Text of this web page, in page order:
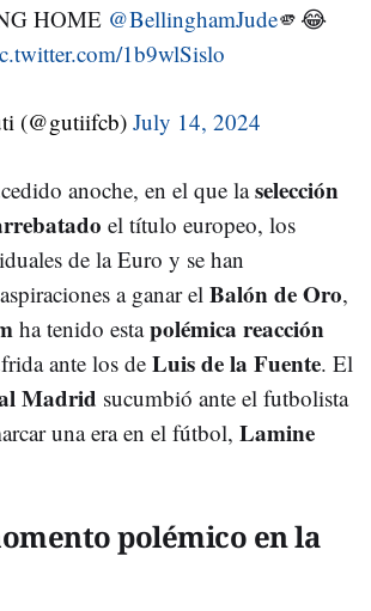
HOME @BellinghamJude🫵😂
1b9wlSislo
(@gutiifcb) July 14, 2024
anoche, en el que laselección
el título europeo, los
de la Euro y se han
a ganar el Balón de Oro,
ha tenido estapolémica reacción
ante los de Luis de la Fuente. El
Madrid sucumbió ante el futbolista
una era en el fútbol, Lamine
polémico en la